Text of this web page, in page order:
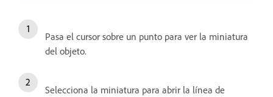
Pasa el cursor sobre un punto para ver la miniatura
del objeto.
Selecciona la miniatura para abrir la línea de